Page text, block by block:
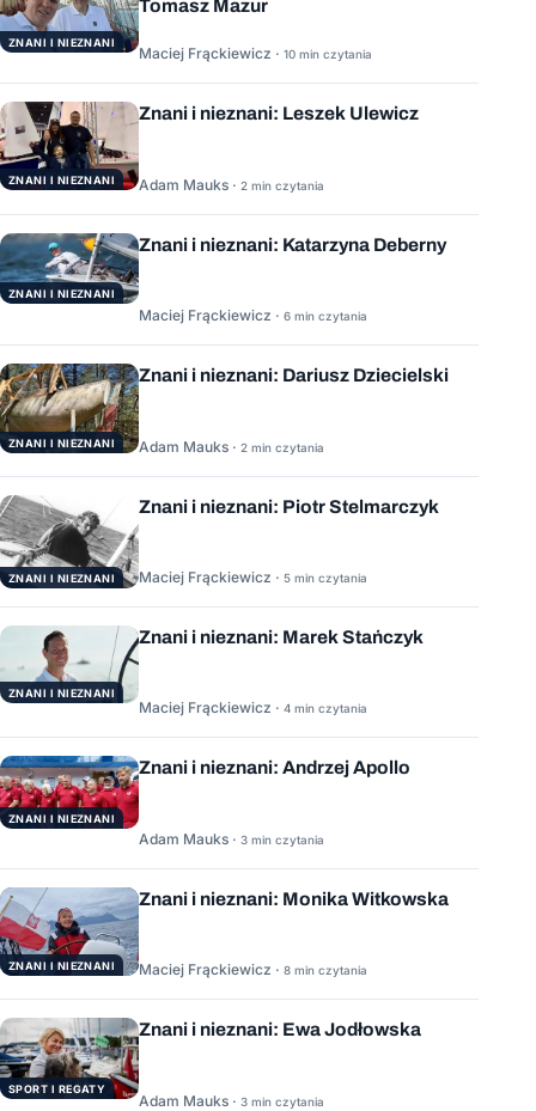
ZNANI I NIEZNANI
Tomasz Mazur
Maciej Frąckiewicz · 10 min czytania
ZNANI I NIEZNANI
Znani i nieznani: Leszek Ulewicz
Adam Mauks · 2 min czytania
ZNANI I NIEZNANI
Znani i nieznani: Katarzyna Deberny
Maciej Frąckiewicz · 6 min czytania
ZNANI I NIEZNANI
Znani i nieznani: Dariusz Dziecielski
Adam Mauks · 2 min czytania
ZNANI I NIEZNANI
Znani i nieznani: Piotr Stelmarczyk
Maciej Frąckiewicz · 5 min czytania
ZNANI I NIEZNANI
Znani i nieznani: Marek Stańczyk
Maciej Frąckiewicz · 4 min czytania
ZNANI I NIEZNANI
Znani i nieznani: Andrzej Apollo
Adam Mauks · 3 min czytania
ZNANI I NIEZNANI
Znani i nieznani: Monika Witkowska
Maciej Frąckiewicz · 8 min czytania
SPORT I REGATY
Znani i nieznani: Ewa Jodłowska
Adam Mauks · 3 min czytania